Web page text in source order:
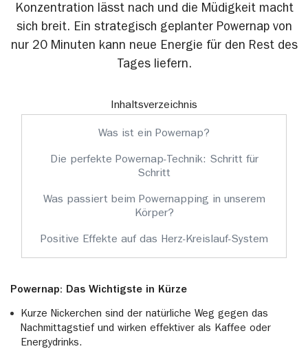
Konzentration lässt nach und die Müdigkeit macht
sich breit. Ein strategisch geplanter Powernap von
nur 20 Minuten kann neue Energie für den Rest des
Tages liefern.
Inhaltsverzeichnis
Was ist ein Powernap?
Die perfekte Powernap-Technik: Schritt für
Schritt
Was passiert beim Powernapping in unserem
Körper?
Positive Effekte auf das Herz-Kreislauf-System
Powernap: Das Wichtigste in Kürze
Kurze Nickerchen sind der natürliche Weg gegen das
Nachmittagstief und wirken effektiver als Kaffee oder
Energydrinks.